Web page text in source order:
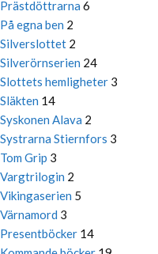
Prästdöttrarna 6
På egna ben 2
Silverslottet 2
Silverörnserien 24
Slottets hemligheter 3
Släkten 14
Syskonen Alava 2
Systrarna Stiernfors 3
Tom Grip 3
Vargtrilogin 2
Vikingaserien 5
Värnamord 3
Presentböcker 14